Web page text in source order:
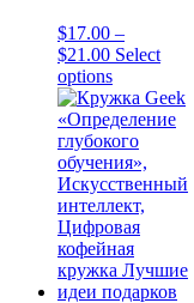
$17.00 –
$21.00Price
range:
$17.00
through
$21.00
Select
optionsThis
product
has
multiple
variants.
The
options
may
be
chosen
on